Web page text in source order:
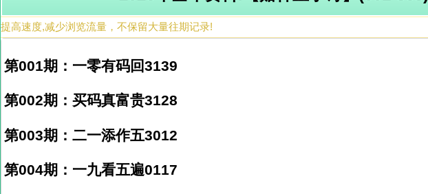
提高速度,减少浏览流量，不保留大量往期记录!
第001期：一零有码回3139
第002期：买码真富贵3128
第003期：二一添作五3012
第004期：一九看五遍0117